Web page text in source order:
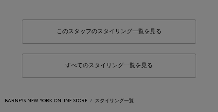
このスタッフのスタイリング一覧を見る
すべてのスタイリング一覧を見る
BARNEYS NEW YORK ONLINE STORE スタイリング一覧